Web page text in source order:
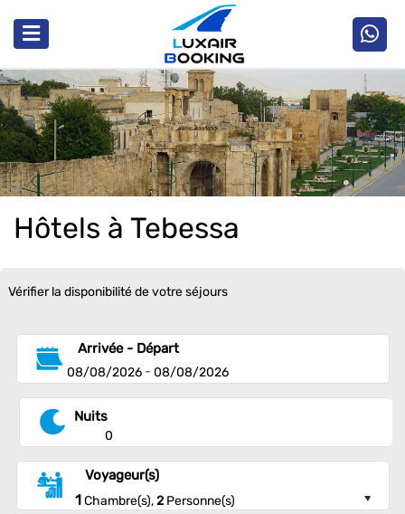
Hôtels à Tebessa
Vérifier la disponibilité de votre séjours
Arrivée - Départ
08/08/2026 - 08/08/2026
Nuits
0
Voyageur(s)
1Chambre(s),2 Personne(s)